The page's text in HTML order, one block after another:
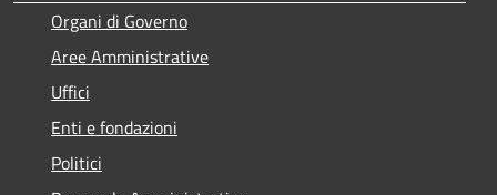
Organi di Governo
Aree Amministrative
Uffici
Enti e fondazioni
Politici